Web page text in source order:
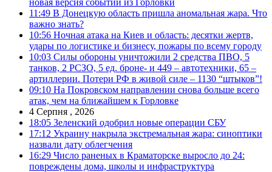
11:49 В Донецкую область пришла аномальная жара. Что
важно знать?
10:56 Ночная атака на Киев и область: десятки жертв,
удары по логистике и бизнесу, пожары по всему городу
10:03 Силы обороны уничтожили 2 средства ПВО, 5
танков, 2 РСЗО, 5 ед. броне- и 449 – автотехники, 65 –
артиллерии. Потери РФ в живой силе – 1130 “штыков”!
09:10 На Покровском направлении снова больше всего
атак, чем на ближайшем к Горловке
4 Серпня , 2026
18:05 Зеленский одобрил новые операции СБУ
17:12 Украину накрыла экстремальная жара: синоптики
назвали дату облегчения
16:29 Число раненых в Краматорске выросло до 24:
повреждены дома, школы и инфраструктура